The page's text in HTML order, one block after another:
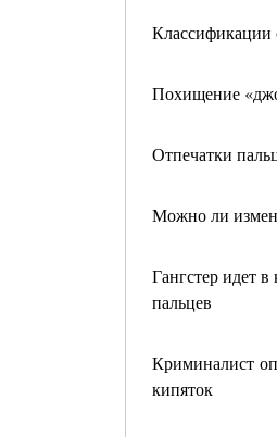
Классификации
Похищение
Отпечатки
Можно ли
Гангстер идет в
пальцев
Криминалист
кипяток